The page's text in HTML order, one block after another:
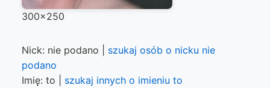
300x250
Nick: nie podano | szukaj osób o nicku nie
podano
Imię: to | szukaj innych o imieniu to